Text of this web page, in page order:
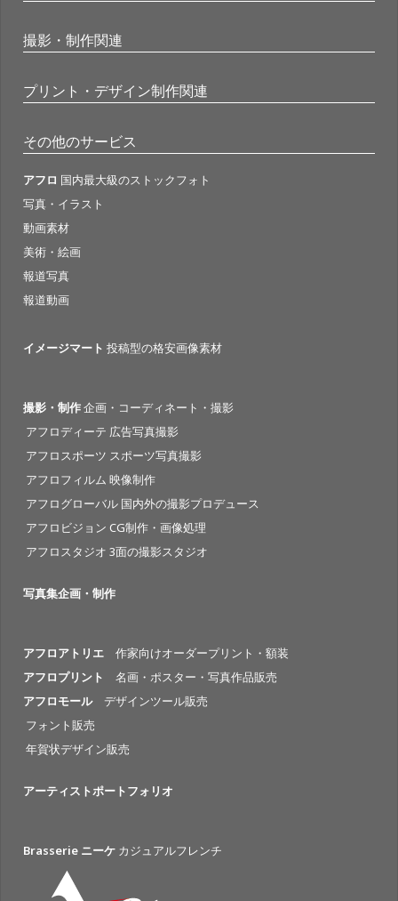
撮影・制作関連
プリント・デザイン制作関連
その他のサービス
アフロ 国内最大級のストックフォト
写真・イラスト
動画素材
美術・絵画
報道写真
報道動画
イメージマート 投稿型の格安画像素材
撮影・制作企画・コーディネート・撮影
アフロディーテ 広告写真撮影
アフロスポーツ スポーツ写真撮影
アフロフィルム 映像制作
アフログローバル 国内外の撮影プロデュース
アフロビジョン CG制作・画像処理
アフロスタジオ 3面の撮影スタジオ
写真集企画・制作
アフロアトリエ 作家向けオーダープリント・額装
アフロプリント
名画・ポスター・写真作品販売
アフロモールデザインツール販売
フォント販売
年賀状デザイン販売
アーティストポートフォリオ
Brasserie ニーケ カジュアルフレンチ